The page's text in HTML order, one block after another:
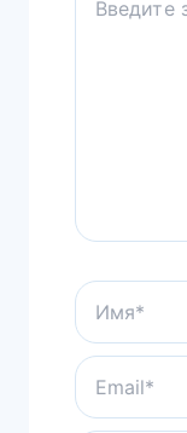
здесь...
Имя*
Email*